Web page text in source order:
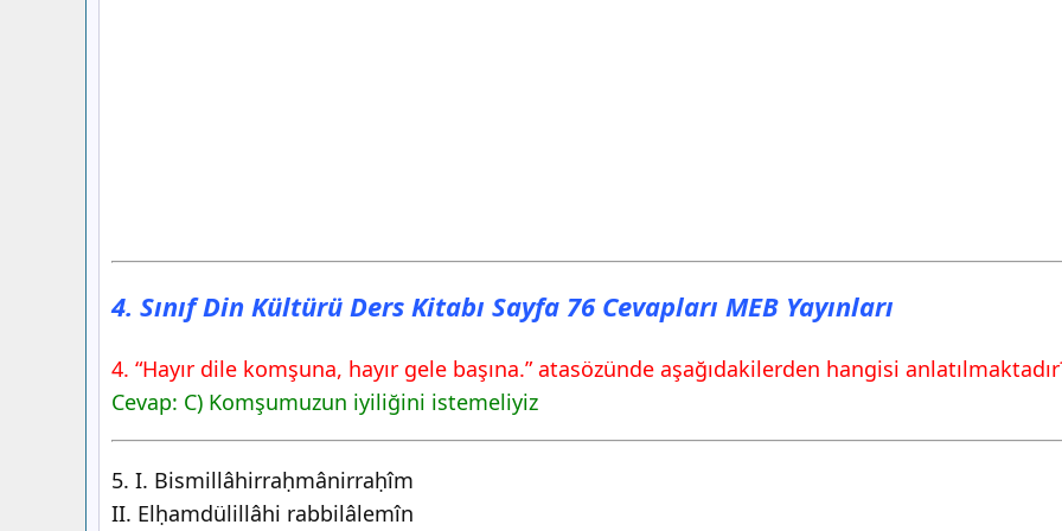
4. Sınıf Din Kültürü Ders Kitabı Sayfa 76 Cevapları MEB Yayınları
4. “Hayır dile komşuna, hayır gele başına.” atasözünde aşağıdakilerden hangisi
Cevap: C) Komşumuzun iyiliğini istemeliyiz
5. I. Bismillâhirraḥmânirraḥîm
II. Elḥamdülillâhi rabbilâlemîn